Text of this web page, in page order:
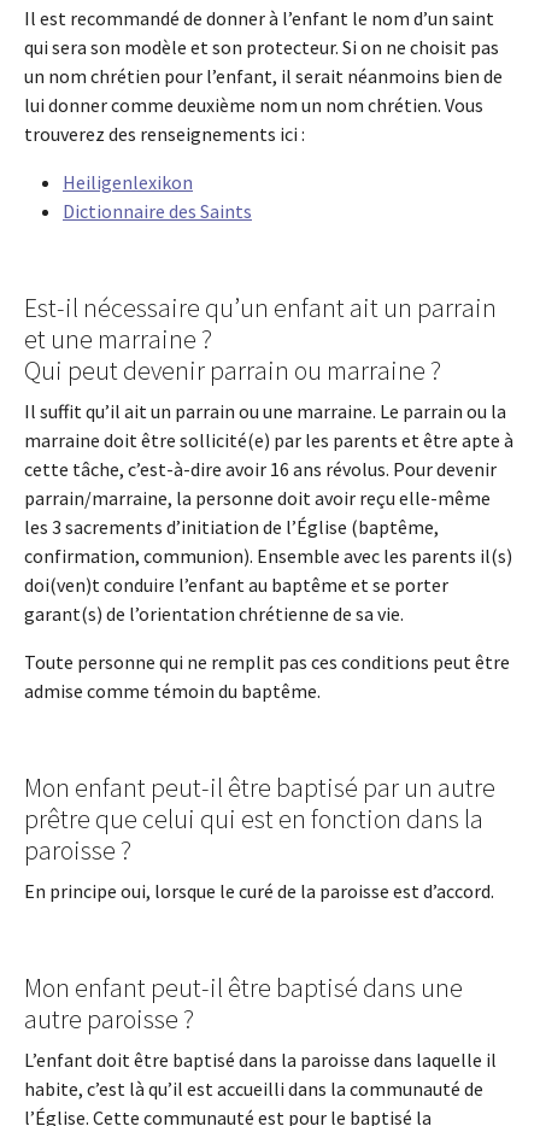
Il est recommandé de donner à l’enfant le nom d’un saint
qui sera son modèle et son protecteur. Si on ne choisit pas
un nom chrétien pour l’enfant, il serait néanmoins bien de
lui donner comme deuxième nom un nom chrétien. Vous
trouverez des renseignements ici :
Heiligenlexikon
Dictionnaire des Saints
Est-il nécessaire qu’un enfant ait un parrain
et une marraine ?
Qui peut devenir parrain ou marraine ?
Il suffit qu’il ait un parrain ou une marraine. Le parrain ou la
marraine doit être sollicité(e) par les parents et être apte à
cette tâche, c’est-à-dire avoir 16 ans révolus. Pour devenir
parrain/marraine, la personne doit avoir reçu elle-même
les 3 sacrements d’initiation de l’Église (baptême,
confirmation, communion). Ensemble avec les parents il(s)
doi(ven)t conduire l’enfant au baptême et se porter
garant(s) de l’orientation chrétienne de sa vie.
Toute personne qui ne remplit pas ces conditions peut être
admise comme témoin du baptême.
Mon enfant peut-il être baptisé par un autre
prêtre que celui qui est en fonction dans la
paroisse ?
En principe oui, lorsque le curé de la paroisse est d’accord.
Mon enfant peut-il être baptisé dans une
autre paroisse ?
L’enfant doit être baptisé dans la paroisse dans laquelle il
habite, c’est là qu’il est accueilli dans la communauté de
l’Église. Cette communauté est pour le baptisé la